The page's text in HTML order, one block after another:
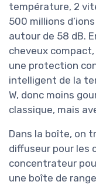
température, 2
500 millions
autour de 58 dB.
cheveux
une protection
intelligent de la
W, donc moins
classique, mais
Dans la boîte, on
diffuseur pour les
concentrateur
une boîte de